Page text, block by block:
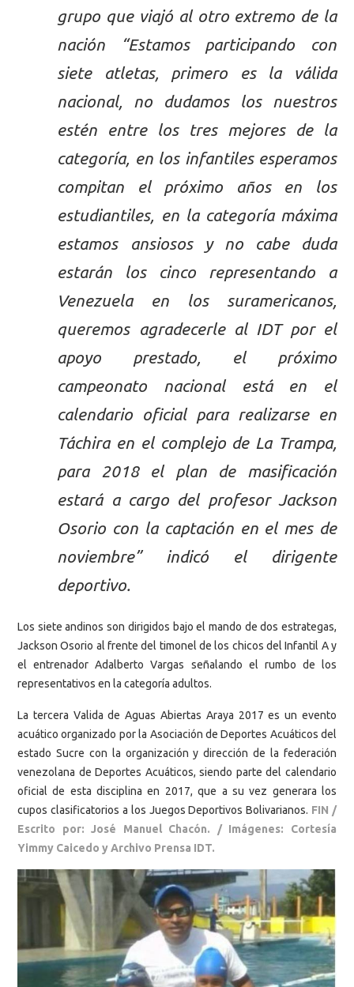
grupo que viajó al otro extremo de la
nación “Estamos participando con
siete atletas, primero es la válida
nacional, no dudamos los nuestros
estén entre los tres mejores de la
categoría, en los infantiles esperamos
compitan el próximo años en los
estudiantiles, en la categoría máxima
estamos ansiosos y no cabe duda
estarán los cinco representando a
Venezuela en los suramericanos,
queremos agradecerle al IDT por el
apoyo prestado, el próximo
campeonato nacional está en el
calendario oficial para realizarse en
Táchira en el complejo de La Trampa,
para 2018 el plan de masificación
estará a cargo del profesor Jackson
Osorio con la captación en el mes de
noviembre” indicó el dirigente
deportivo.
Los siete andinos son dirigidos bajo el mando de dos estrategas,
Jackson Osorio al frente del timonel de los chicos del Infantil A y
el entrenador Adalberto Vargas señalando el rumbo de los
representativos en la categoría adultos.
La tercera Valida de Aguas Abiertas Araya 2017 es un evento
acuático organizado por la Asociación de Deportes Acuáticos del
estado Sucre con la organización y dirección de la federación
venezolana de Deportes Acuáticos, siendo parte del calendario
oficial de esta disciplina en 2017, que a su vez generara los
cupos clasificatorios a los Juegos Deportivos Bolivarianos. FIN /
Escrito por: José Manuel Chacón. / Imágenes: Cortesía
Yimmy Caicedo y Archivo Prensa IDT.